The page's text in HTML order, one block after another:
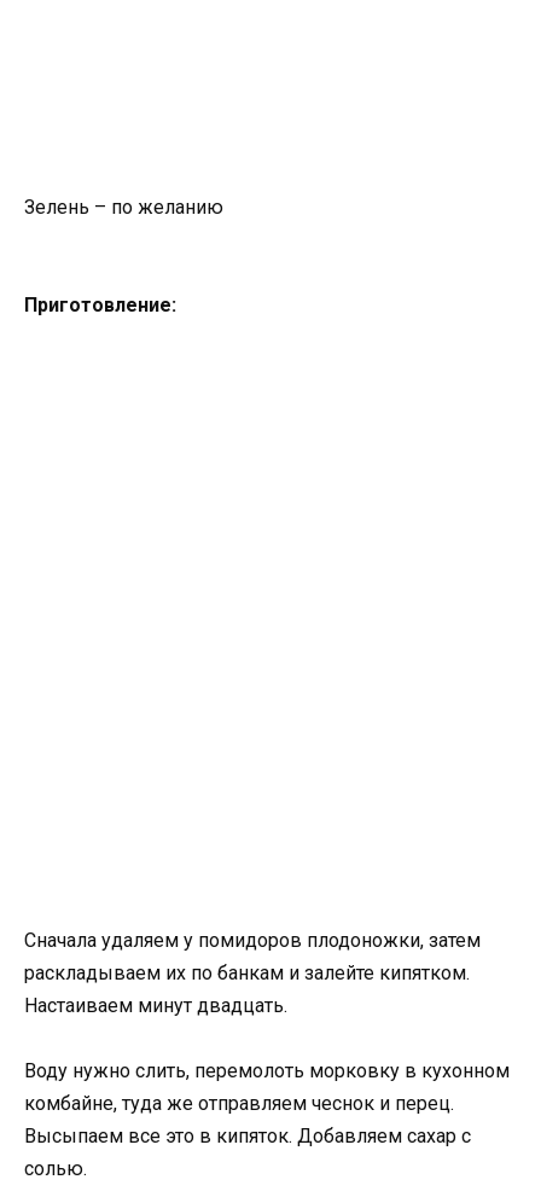
Зелень – по желанию
Приготовление:
Сначала удаляем у помидоров плодоножки, затем
раскладываем их по банкам и залейте кипятком.
Настаиваем минут двадцать.
Воду нужно слить, перемолоть морковку в кухонном
комбайне, туда же отправляем чеснок и перец.
Высыпаем все это в кипяток. Добавляем сахар с
солью.